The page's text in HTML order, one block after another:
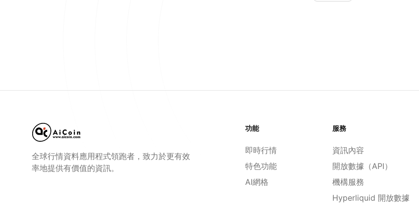
全球行情資料應用程式領跑者，致力於更有效
率地提供有價值的資訊。
功能
即時行情
特色功能
AI網格
服務
資訊內容
開放數據（API）
機構服務
Hyperliquid 開放數據